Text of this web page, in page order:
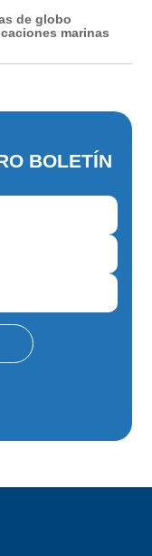
de globo
marinas
BOLETÍN